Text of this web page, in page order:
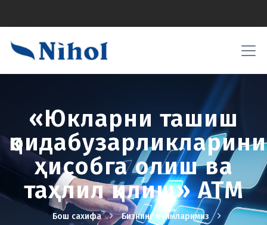
«Юкларни ташиш
қоидабузарликларини
ҳисобга олиш ва
таҳлил қилиш» АТМ
Бош сахифа
Бизнинг ечимларимиз